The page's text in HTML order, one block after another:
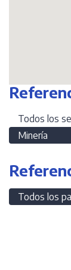
Todos los
Minería
Todos los